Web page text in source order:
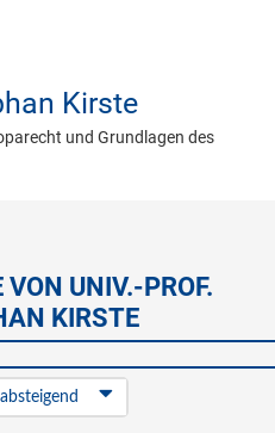
Kirste
und Grundlagen des
UNIV.-PROF.
KIRSTE